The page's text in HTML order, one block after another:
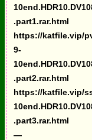
.part1.rar.html
https://katfile.vip/
9-
.part2.rar.html
https://katfile.vip/
.part3.rar.html
—